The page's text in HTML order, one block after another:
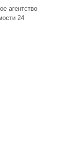
агентство
24